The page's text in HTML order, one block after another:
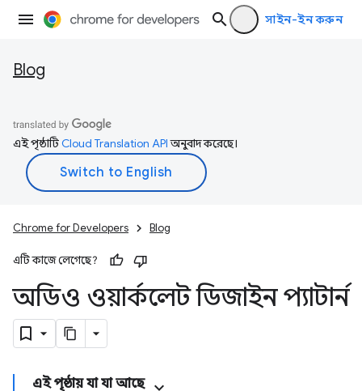
সাইন-ইন করুন
Blog
এই পৃষ্ঠাটিCloud Translation APIঅনুবাদ করেছে।
Chrome for Developers Blog
এটি কাজে লেগেছে?
অডিও ওয়ার্কলেট ডিজাইন প্যাটার্ন
এই পৃষ্ঠায় যা যা আছে